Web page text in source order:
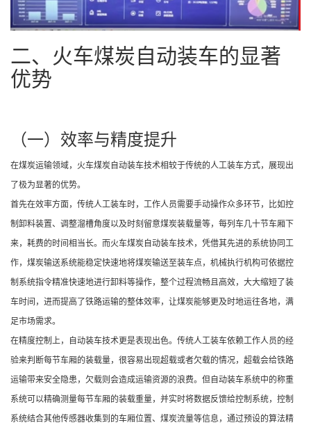
二、火车煤炭自动装车的显著
优势
（一）效率与精度提升
在煤炭运输领域，火车煤炭自动装车技术相较于传统的人工装车方式，展现出
了极为显著的优势。
首先在效率方面，传统人工装车时，工作人员需要手动操作众多环节，比如控
制卸料装置、调整溜槽角度以及时刻留意煤炭装载量等，每列车几十节车厢下
来，耗费的时间相当长。而火车煤炭自动装车技术，凭借其先进的系统协同工
作，煤炭输送系统能稳定快速地将煤炭输送至装车点，机械执行机构可依据控
制系统指令精准快速地进行卸料等操作，整个过程流畅且高效，大大缩短了装
车时间，进而提高了铁路运输的整体效率，让煤炭能够更及时地运往各地，满
足市场需求。
在精度控制上，自动装车技术更是表现出色。传统人工装车依赖工作人员的经
验来判断每节车厢的装载量，很容易出现超载或者欠载的情况，超载会给铁路
运输带来安全隐患，欠载则会造成运输资源的浪费。但自动装车系统中的称重
系统可以精确测量每节车厢的装载重量，并实时将数据反馈给控制系统，控制
系统结合其他传感器收集到的车厢位置、煤炭流量等信息，通过预设的算法精